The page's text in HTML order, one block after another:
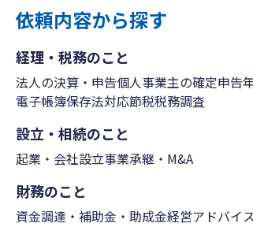
依頼内容から探す
経理・税務のこと
法人の決算・申告個人事業主の確定申告
電子帳簿保存法対応節税税務調査
設立・相続のこと
起業・会社設立事業承継・M&A
財務のこと
資金調達・補助金・助成金経営アドバイ